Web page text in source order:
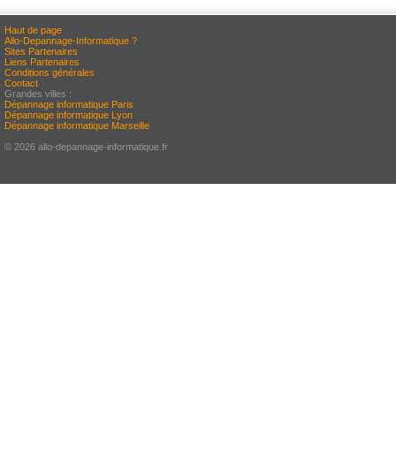
Haut de page
Allo-Depannage-Informatique ?
Sites Partenaires
Liens Partenaires
Conditions générales
Contact
Grandes villes :
Dépannage informatique Paris
Dépannage informatique Lyon
Dépannage informatique Marseille
© 2026 allo-depannage-informatique.fr